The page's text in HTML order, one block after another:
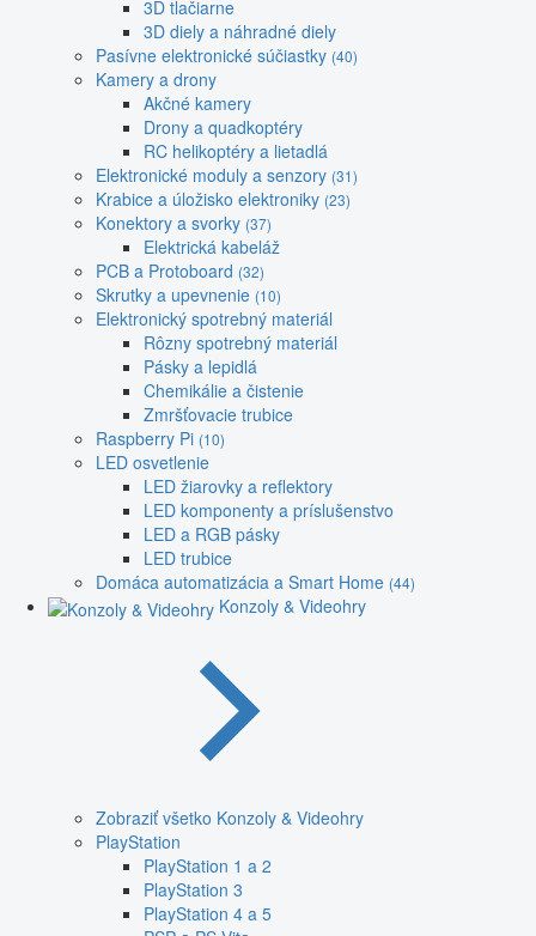
3D tlačiarne
3D diely a náhradné diely
Pasívne elektronické súčiastky (40)
Kamery a drony
Akčné kamery
Drony a quadkoptéry
RC helikoptéry a lietadlá
Elektronické moduly a senzory (31)
Krabice a úložisko elektroniky (23)
Konektory a svorky (37)
Elektrická kabeláž
PCB a Protoboard (32)
Skrutky a upevnenie (10)
Elektronický spotrebný materiál
Rôzny spotrebný materiál
Pásky a lepidlá
Chemikálie a čistenie
Zmršťovacie trubice
Raspberry Pi (10)
LED osvetlenie
LED žiarovky a reflektory
LED komponenty a príslušenstvo
LED a RGB pásky
LED trubice
Domáca automatizácia a Smart Home (44)
Konzoly & Videohry
Zobraziť všetko Konzoly & Videohry
PlayStation
PlayStation 1 a 2
PlayStation 3
PlayStation 4 a 5